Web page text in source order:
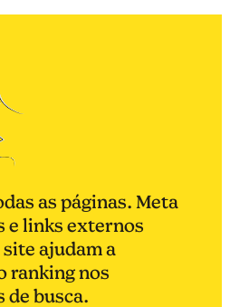
as páginas. Meta
e links externos
site ajudam a
ranking nos
de busca.